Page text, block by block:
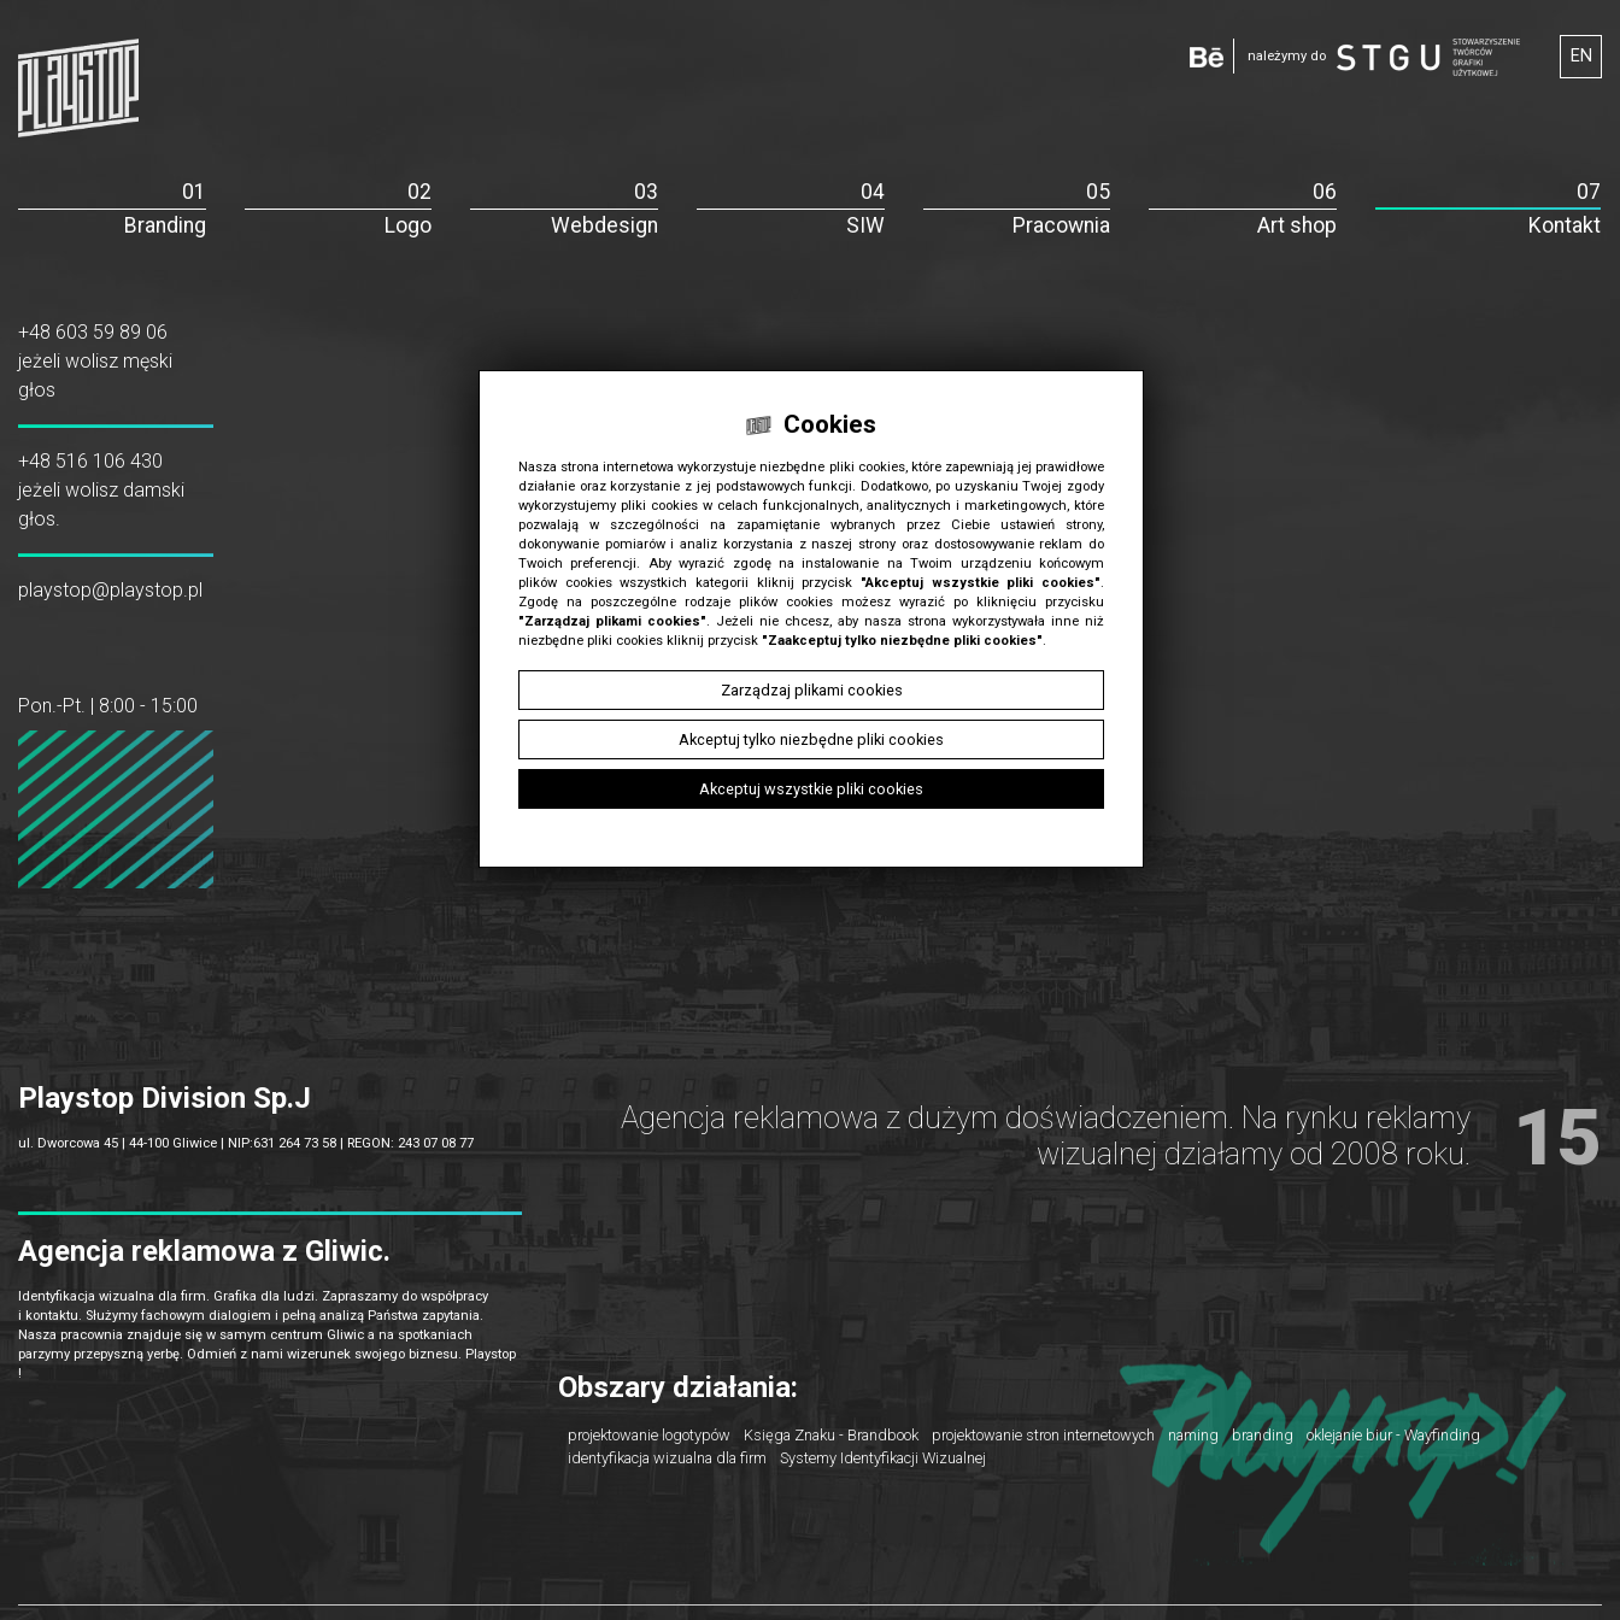
należymy do EN
Branding Logo Webdesign SIW Pracownia Art shop Kontakt
+48 603 59 89 06
jeżeli wolisz męski
głos
+48 516 106 430
jeżeli wolisz damski
głos.
playstop@playstop.pl
Pon.-Pt. | 8:00 - 15:00
Playstop Division Sp.J
ul. Dworcowa 45 | 44-100 Gliwice | NIP:631 264 73 58 | REGON: 243 07 08 77
Agencja reklamowa z Gliwic.
Identyfikacja wizualna dla firm. Grafika dla ludzi. Zapraszamy do współpracy
i kontaktu. Służymy fachowym dialogiem i pełną analizą Państwa zapytania.
Nasza pracownia znajduje się w samym centrum Gliwic a na spotkaniach
parzymy przepyszną yerbę. Odmień z nami wizerunek swojego biznesu. Playstop
!
Agencja reklamowa z dużym doświadczeniem. Na rynku reklamy
wizualnej działamy od 2008 roku.
15
Obszary działania:
projektowanie logotypów Księga Znaku - Brandbook projektowanie stron internetowych naming branding
oklejanie biur - Wayfinding
identyfikacja wizualna dla firm
Systemy Identyfikacji Wizualnej
Cookies
Nasza strona internetowa wykorzystuje niezbędne pliki cookies, które zapewniają jej prawidłowe
działanie oraz korzystanie z jej podstawowych funkcji. Dodatkowo, po uzyskaniu Twojej zgody
wykorzystujemy pliki cookies w celach funkcjonalnych, analitycznych i marketingowych, które
pozwalają w szczególności na zapamiętanie wybranych przez Ciebie ustawień strony,
dokonywanie pomiarów i analiz korzystania z naszej strony oraz dostosowywanie reklam do
Twoich preferencji. Aby wyrazić zgodę na instalowanie na Twoim urządzeniu końcowym
plików cookies wszystkich kategorii kliknij przycisk "Akceptuj wszystkie pliki cookies"
Zgodę na poszczególne rodzaje plików cookies możesz wyrazić po kliknięciu przycisku
"Zarządzaj plikami cookies" . Jeżeli nie chcesz, aby nasza strona wykorzystywała inne niż
niezbędne pliki cookies kliknij przycisk "Zaakceptuj tylko niezbędne pliki cookies"
Zarządzaj plikami cookies
Akceptuj tylko niezbędne pliki cookies
Akceptuj wszystkie pliki cookies